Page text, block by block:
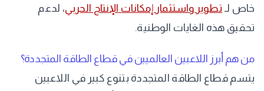
خاص لـ تطوير واستثمار إمكانات الإنتاج الحربي، لدعم
تحقيق هذه الغايات الوطنية.
من هم أبرز اللاعبين العالميين في قطاع الطاقة المتجددة؟
يتسم قطاع الطاقة المتجددة بتنوع كبير في اللاعبين